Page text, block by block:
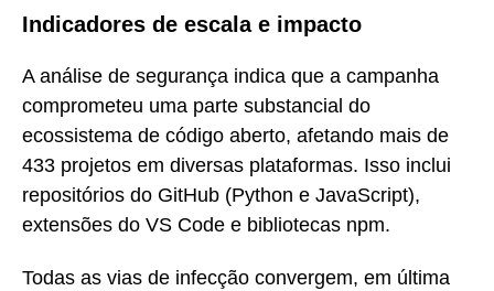
Indicadores de escala e impacto
A análise de segurança indica que a campanha
comprometeu uma parte substancial do
ecossistema de código aberto, afetando mais de
433 projetos em diversas plataformas. Isso inclui
repositórios do GitHub (Python e JavaScript),
extensões do VS Code e bibliotecas npm.
Todas as vias de infecção convergem, em última